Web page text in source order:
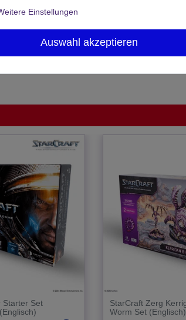
Starter Set
StarCraft Zerg
Worm Set (Englisch)
Einstellungen
Auswahl akzeptieren